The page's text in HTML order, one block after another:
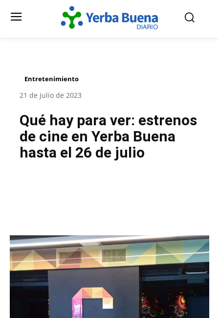
Entretenimiento
21 de julio de 2023
Qué hay para ver: estrenos
de cine en Yerba Buena
hasta el 26 de julio